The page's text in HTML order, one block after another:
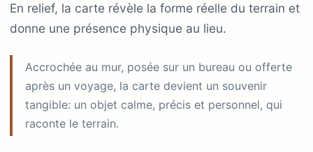
En relief, la carte révèle la forme réelle du terrain et
donne une présence physique au lieu.
Accrochée au mur, posée sur un bureau ou offerte
après un voyage, la carte devient un souvenir
tangible: un objet calme, précis et personnel, qui
raconte le terrain.